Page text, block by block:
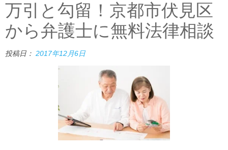
万引と勾留！京都市伏見区
から弁護士に無料法律相談
投稿日： 2017年12月6日